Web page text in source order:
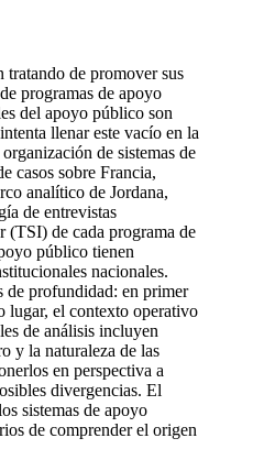
tratando de promover sus
programas de apoyo
del apoyo público son
llenar este vacío en la
de sistemas de
casos sobre Francia,
analítico de Jordana,
de entrevistas
(TSI) de cada programa de
público tienen
nacionales.
de profundidad: en primer
lugar, el contexto operativo
de análisis incluyen
y la naturaleza de las
en perspectiva a
divergencias. El
sistemas de apoyo
de comprender el origen